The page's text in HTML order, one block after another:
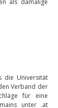
als damalige
die Universität
Verband der
für eine
unter .at